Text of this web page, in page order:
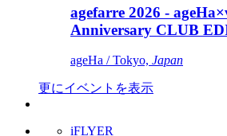
agefarre 2026 -
Anniversary CLUB
ageHa / Tokyo, Japan
更にイベントを表示
iFLYER